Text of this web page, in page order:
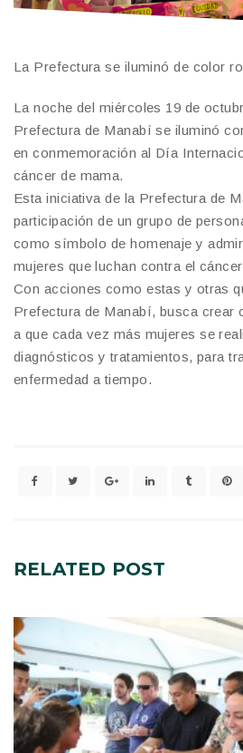
La Prefectura se iluminó de color
La noche del miércoles 19 de
Prefectura de Manabí se iluminó
en conmemoración al Día
cáncer de mama.
Esta iniciativa de la Prefectura de
participación de un grupo de
como símbolo de homenaje y
mujeres que luchan contra el
Con acciones como estas y otras
Prefectura de Manabí, busca crear
a que cada vez más mujeres se
diagnósticos y tratamientos, para
enfermedad a tiempo.
RELATED POST